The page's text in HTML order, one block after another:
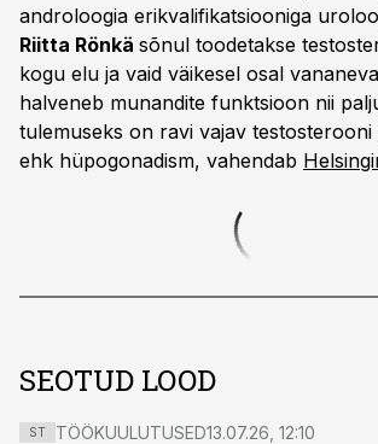
androloogia erikvalifikatsiooniga
Riitta Rönkä sõnul toodetakse
kogu elu ja vaid väikesel osal
halveneb munandite funktsioon nii
tulemuseks on ravi vajav
ehk hüpogonadism, vahendab
SEOTUD LOOD
ST TÖÖKUULUTUSED13.07.26, 12:10